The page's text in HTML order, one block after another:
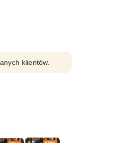
klientów.